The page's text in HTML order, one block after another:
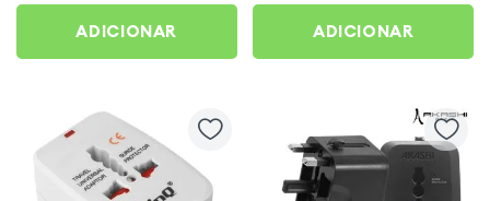
ADICIONAR
Incharge Globe Branco
ADICIONAR